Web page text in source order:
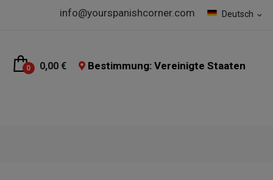
Deutsch expand_more
info@yourspanishcorner.com
0 0,00 € Bestimmung: Vereinigte Staaten